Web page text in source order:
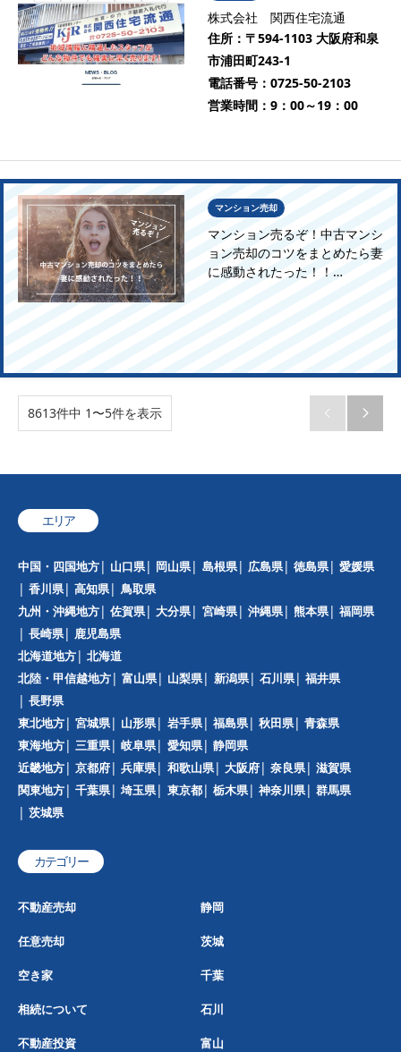
株式会社 関西住宅流通
住所： 〒594-1103 大阪府和泉
市浦田町243-1
電話番号： 0725-50-2103
営業時間： 9：00～19：00
マンション売却
マンション売るぞ！中古マンシ
ョン売却のコツをまとめたら妻
に感動されたった！！…
8613件中 1〜5件を表示  
エリア
中国・四国地方 山口県 岡山県 島根県 広島県 徳島県
愛媛県
香川県
高知県
鳥取県
九州・沖縄地方
佐賀県 大分県 宮崎県 沖縄県 熊本県
福岡県
長崎県
鹿児島県
北海道地方
北海道
北陸・甲信越地方
富山県 山梨県 新潟県 石川県
福井県
長野県
東北地方
宮城県 山形県 岩手県 福島県 秋田県
青森県
東海地方
三重県 岐阜県 愛知県
静岡県
近畿地方
京都府 兵庫県 和歌山県 大阪府 奈良県
滋賀県
関東地方
千葉県 埼玉県 東京都 栃木県 神奈川県
群馬県
茨城県
カテゴリー
不動産売却 静岡
任意売却 茨城
空き家 千葉
相続について 石川
不動産投資 富山